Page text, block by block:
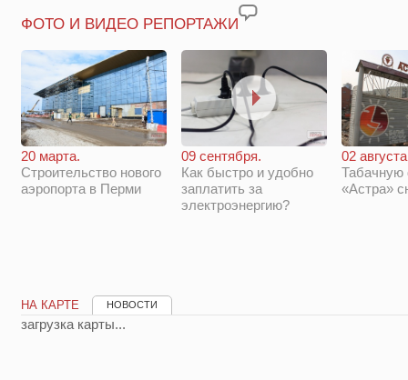
ФОТО И ВИДЕО РЕПОРТАЖИ
20 марта.
Строительство нового
аэропорта в Перми
09 сентября.
Как быстро и удобно
заплатить за
электроэнергию?
02
Табачную
«Астра»
НА КАРТЕ НОВОСТИ
загрузка карты...